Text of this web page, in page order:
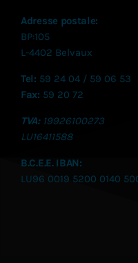
Adresse postale:
BP:105
L-4402 Belvaux
Tel: 59 24 04 / 59 06 53
Fax: 59 20 72
TVA: 19926100273
LU16411588
B.C.E.E. IBAN:
LU96 0019 5200 0140